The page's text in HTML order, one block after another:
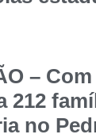
–
212
no